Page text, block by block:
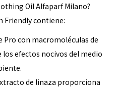
Oil Alfaparf Milano?
Friendly contiene:
Pro con macromoléculas de
efectos nocivos del medio
de linaza proporciona